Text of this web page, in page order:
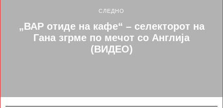
СЛЕДНО
„ВАР отиде на кафе“ – селекторот на
Гана згрме по мечот со Англија
(ВИДЕО)